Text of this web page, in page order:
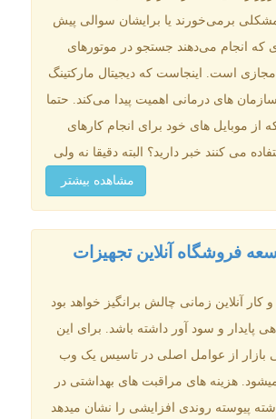
برمی‌خورند یا برایشان سوالی پیش
که انجام می‌دهند جستجو در موتورهای
است. اینجاست که دیجیتال مارکتینگ
‌های درمانی اهمیت پیدا می‌کند. حتما
که از موبایل های خود برای انجام کارهای
می کنند خبر دارید؟ البته دقیقا نه ولی
مشاهده بیشتر
فروشگاه آنلاین تجهیزات
آنلاین زمانی چالش برانگیز خواهد بود
پایدار و سود آور داشته باشد. برای این
بازار از عوامل اصلی در تاسیس یک وب
هزینه های مراقبت های بهداشتی در
گذشته پیوسته روندی افزایشی را نشان میدهد